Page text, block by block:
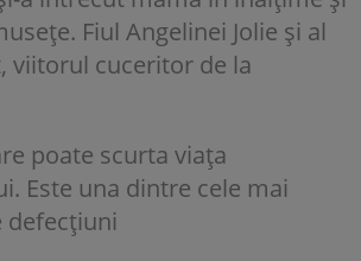
Fiul Angelinei Jolie și al
viitorul cuceritor de la
poate scurta viața
Este una dintre cele mai
defecțiuni